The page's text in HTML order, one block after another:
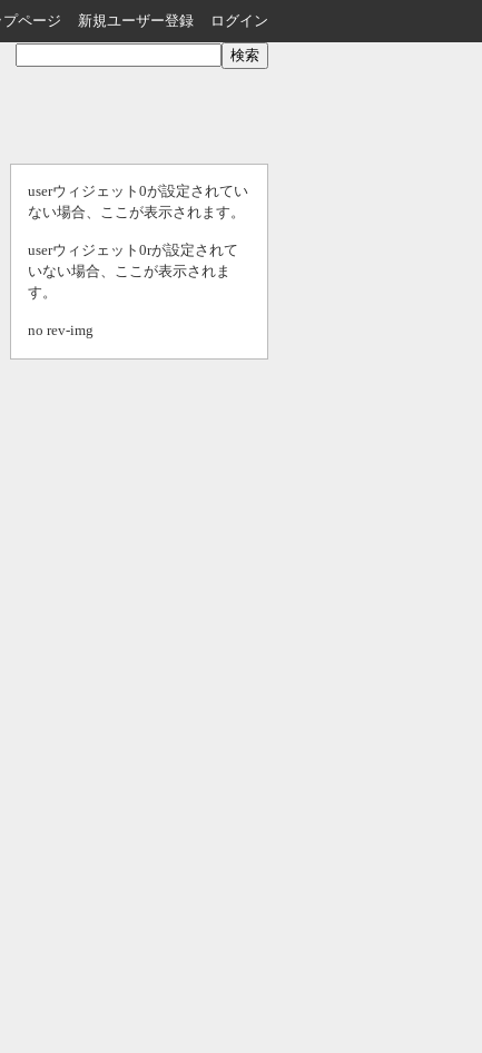
プページ 新規ユーザー登録 ログイン
userウィジェット0が設定されてい
ない場合、ここが表示されます。
userウィジェット0rが設定されて
いない場合、ここが表示されま
す。
no rev-img